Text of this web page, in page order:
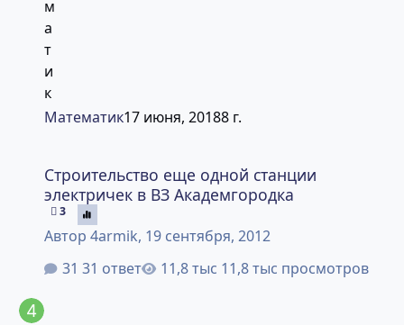
Математик17 июня, 20188 г.
Строительство еще одной станции
электричек в ВЗ Академгородка
3
Автор 4armik, 19 сентября, 2012
31 ответ
11,8 тыс просмотров